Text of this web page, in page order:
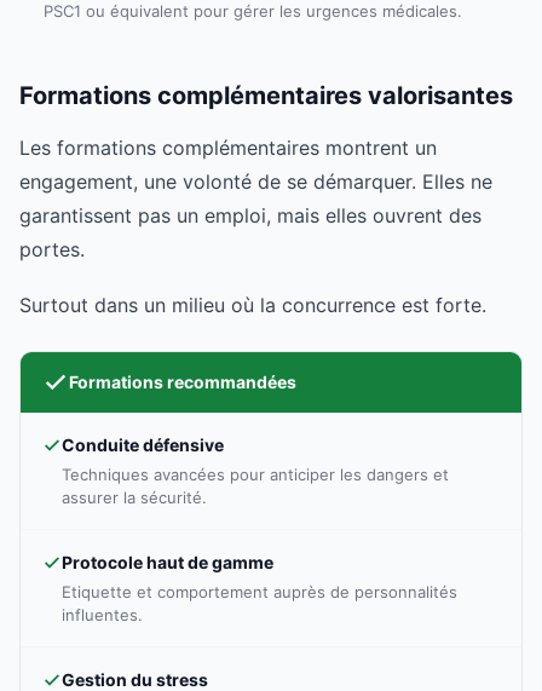
PSC1 ou équivalent pour gérer les urgences médicales.
Formations complémentaires valorisantes
Les formations complémentaires montrent un
engagement, une volonté de se démarquer. Elles ne
garantissent pas un emploi, mais elles ouvrent des
portes.
Surtout dans un milieu où la concurrence est forte.
Formations recommandées
Conduite défensive
Techniques avancées pour anticiper les dangers et
assurer la sécurité.
Protocole haut de gamme
Etiquette et comportement auprès de personnalités
influentes.
Gestion du stress